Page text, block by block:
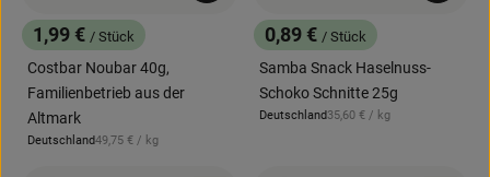
, Preis:
1,99 € / Stück
Costbar Noubar 40g,
Familienbetrieb aus der
Altmark
, Herkunft:
Deutschland, Referenzpreis:
49,75 € / kg
, Preis:
0,89 € / Stück
Samba Snack Haselnuss-
Schoko Schnitte 25g
, Herkunft:
Deutschland, Referenzpreis:
35,60 € / kg